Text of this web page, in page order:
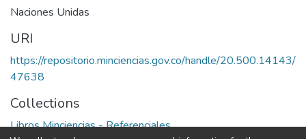
Naciones Unidas
URI
https://repositorio.minciencias.gov.co/handle/20.500.14143/
47638
Collections
Libros Minciencias - Referenciales